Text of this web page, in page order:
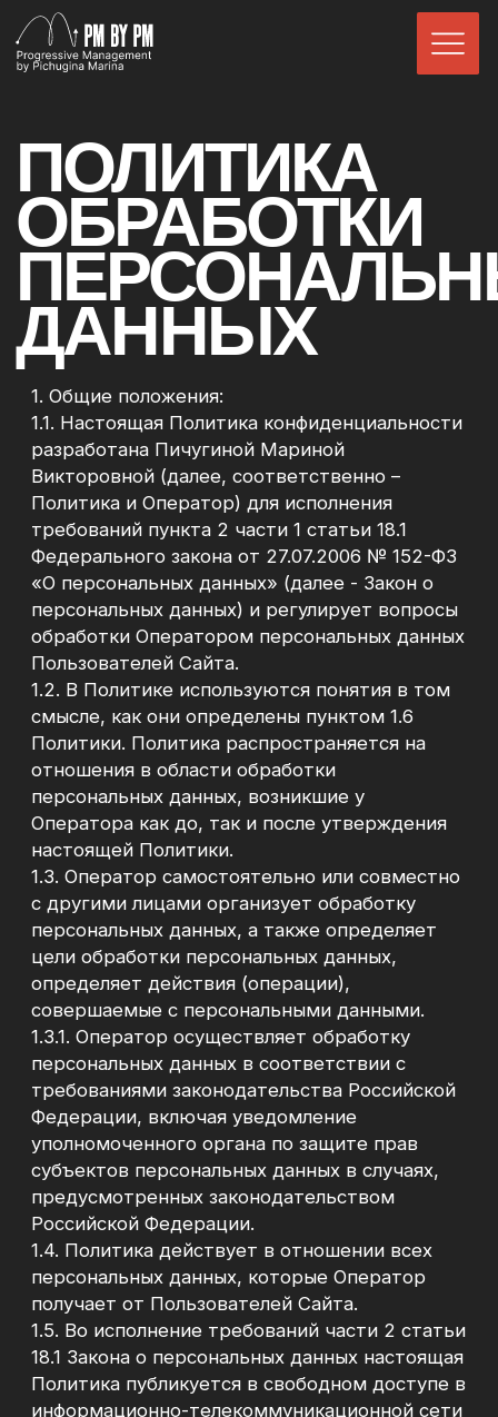
ОБРАБОТКИ
ПЕРСОНАЛЬНЫХ
ДАННЫХ
1. Общие положения:
1.1. Настоящая Политика конфиденциальности
разработана Пичугиной Мариной
Викторовной (далее, соответственно –
Политика и Оператор) для исполнения
Федерального закона от 27.07.2006 № 152-ФЗ
«О персональных данных» (далее - Закон о
персональных данных) и регулирует вопросы
обработки Оператором персональных данных
Пользователей Сайта.
1.2. В Политике используются понятия в том
смысле, как они определены пунктом 1.6
Политики. Политика распространяется на
отношения в области обработки
персональных данных, возникшие у
Оператора как до, так и после утверждения
настоящей Политики.
1.3. Оператор самостоятельно или совместно
с другими лицами организует обработку
персональных данных, а также определяет
цели обработки персональных данных,
совершаемые с персональными данными.
1.3.1. Оператор осуществляет обработку
персональных данных в соответствии с
требованиями законодательства Российской
Федерации, включая уведомление
уполномоченного органа по защите прав
субъектов персональных данных в случаях,
предусмотренных законодательством
Российской Федерации.
персональных данных, которые Оператор
получает от Пользователей Сайта.
1.5. Во исполнение требований части 2 статьи
18.1 Закона о персональных данных настоящая
Политика публикуется в свободном доступе в
информационно-телекоммуникационной сети
Интернет на Сайте.
1.6. Основные понятия, используемые в
Политике:
1.6.1. Персональные данные- любая
информация, относящаяся к прямо или
косвенно определенному или определяемому
Пользователю Сайта;
1.6.2. Сайт– совокупность логически
связанных между собой веб-страниц (веб-
документов), расположенных в сети
Интернет по адресу: https://www.pmbypm.ru/
1.6.3. Пользователь– любое лицо,
предоставившее информацию Оператору с
использованием Сайта;
1.6.4. Информационная система персональных
данных-совокупность содержащихся в базах
данных персональных данных и
обеспечивающих их обработку
информационных технологий и технических
средств;1.6.5. Обработка персональных
данных-любое действие (операция) или